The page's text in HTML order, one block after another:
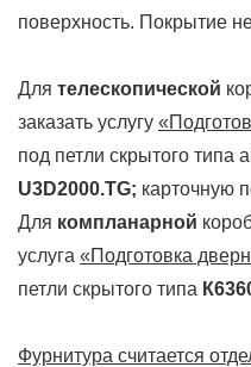
поверхность. Покрытие
Для телескопической
заказать услугу
под петли скрытого типа
U3D2000.TG; карточную
Для компланарной
услуга «Подготовка
петли скрытого типа
Фурнитура считается